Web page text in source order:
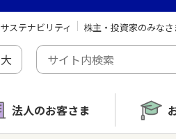
サステナビリティ 株主・投資家のみな
大
法人のお客さま